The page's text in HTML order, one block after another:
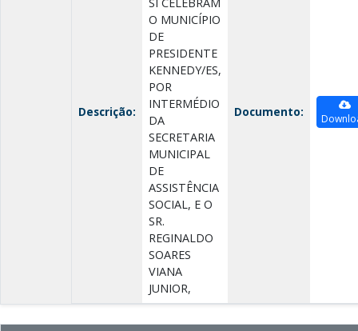
Descrição:
O MUNICÍPIO
DE
PRESIDENTE
KENNEDY/ES,
POR
INTERMÉDIO
DA
SECRETARIA
MUNICIPAL
DE
ASSISTÊNCIA
SOCIAL, E O
SR.
REGINALDO
SOARES
VIANA
JUNIOR,
Documento: